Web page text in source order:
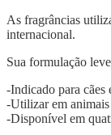
As fragrâncias
internacional.
Sua formulação
-Indicado para cães
-Utilizar em
-Disponível em